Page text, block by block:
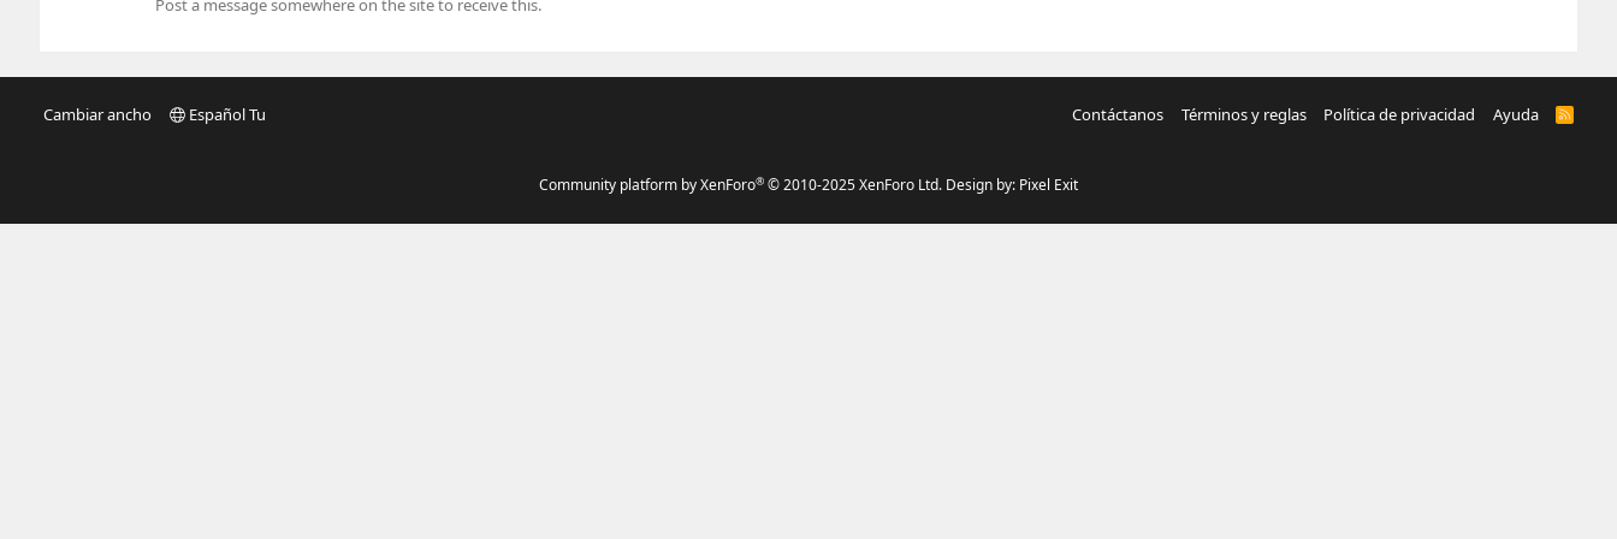
Post a message somewhere on the site to receive this.
Cambiar ancho Español Tu Contáctanos Términos y reglas Política de privacidad Ayuda
R
Community platform by XenForo® © 2010-2025 XenForo Ltd. Design by: Pixel Exit